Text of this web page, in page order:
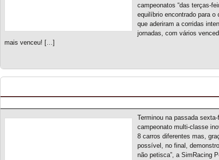
campeonatos “das terças-
equilíbrio encontrado para
que aderiram a corridas
jornadas, com vários
mais venceu! […]
Terminou na passada
campeonato multi-classe
8 carros diferentes mas,
possível, no final,
não petisca”, a SimRacing